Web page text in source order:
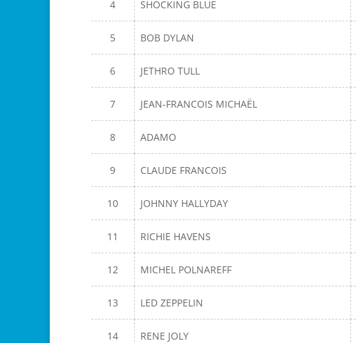
4 SHOCKING BLUE
5 BOB DYLAN
6 JETHRO TULL
7 JEAN-FRANCOIS MICHAËL
8 ADAMO
9 CLAUDE FRANCOIS
10 JOHNNY HALLYDAY
11 RICHIE HAVENS
12 MICHEL POLNAREFF
13 LED ZEPPELIN
14 RENE JOLY